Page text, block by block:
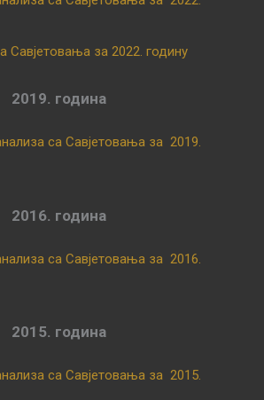
Савјетовања за 2022. годину
2019. година
са Савјетовања за 2019.
2016. година
са Савјетовања за 2016.
2015. година
са Савјетовања за 2015.